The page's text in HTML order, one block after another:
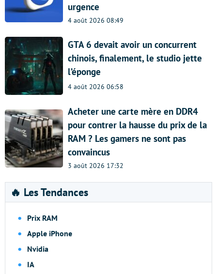
urgence
4 août 2026 08:49
GTA 6 devait avoir un concurrent
chinois, finalement, le studio jette
l’éponge
4 août 2026 06:58
Acheter une carte mère en DDR4
pour contrer la hausse du prix de la
RAM ? Les gamers ne sont pas
convaincus
3 août 2026 17:32
🔥 Les Tendances
Prix RAM
Apple iPhone
Nvidia
IA